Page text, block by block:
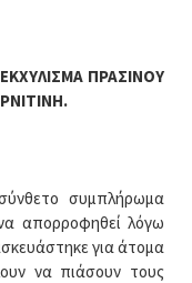
ΠΡΑΣΙΝΟΥ
συμπλήρωμα
απορροφηθεί λόγω
για άτομα
να πιάσουν τους